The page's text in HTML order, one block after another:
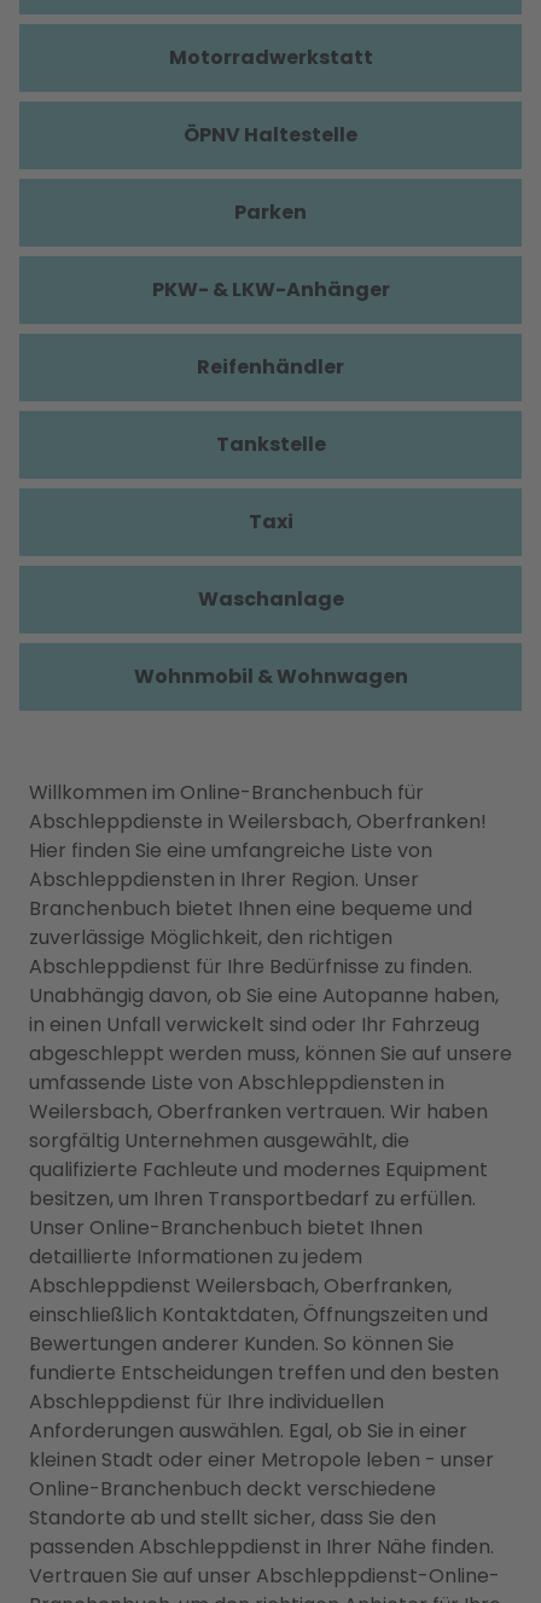
Willkommen im Online-Branchenbuch für
Abschleppdienste in Weilersbach, Oberfranken!
Hier finden Sie eine umfangreiche Liste von
Abschleppdiensten in Ihrer Region. Unser
Branchenbuch bietet Ihnen eine bequeme und
zuverlässige Möglichkeit, den richtigen
Abschleppdienst für Ihre Bedürfnisse zu finden.
Unabhängig davon, ob Sie eine Autopanne haben,
in einen Unfall verwickelt sind oder Ihr Fahrzeug
abgeschleppt werden muss, können Sie auf unsere
umfassende Liste von Abschleppdiensten in
Weilersbach, Oberfranken vertrauen. Wir haben
sorgfältig Unternehmen ausgewählt, die
qualifizierte Fachleute und modernes Equipment
besitzen, um Ihren Transportbedarf zu erfüllen.
Unser Online-Branchenbuch bietet Ihnen
detaillierte Informationen zu jedem
Abschleppdienst Weilersbach, Oberfranken,
einschließlich Kontaktdaten, Öffnungszeiten und
Bewertungen anderer Kunden. So können Sie
fundierte Entscheidungen treffen und den besten
Abschleppdienst für Ihre individuellen
Anforderungen auswählen. Egal, ob Sie in einer
kleinen Stadt oder einer Metropole leben - unser
Online-Branchenbuch deckt verschiedene
Standorte ab und stellt sicher, dass Sie den
passenden Abschleppdienst in Ihrer Nähe finden.
Vertrauen Sie auf unser Abschleppdienst-Online-
Motorradwerkstatt
ÖPNV Haltestelle
Parken
PKW- & LKW-Anhänger
Reifenhändler
Tankstelle
Taxi
Waschanlage
Wohnmobil & Wohnwagen